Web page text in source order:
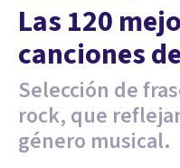
Las 120
canciones
Selección de
rock, que
género musical.